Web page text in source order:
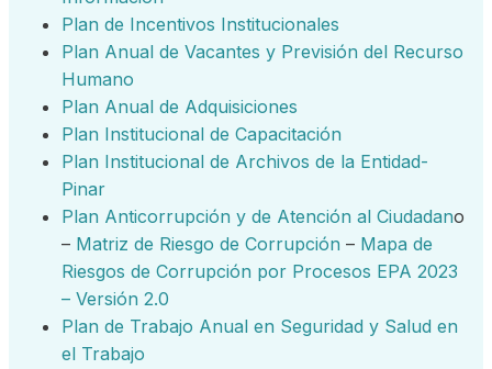
Plan de Incentivos Institucionales
Plan Anual de Vacantes y Previsión del Recurso
Humano
Plan Anual de Adquisiciones
Plan Institucional de Capacitación
Plan Institucional de Archivos de la Entidad-
Pinar
Plan Anticorrupción y de Atención al Ciudadano
– Matriz de Riesgo de Corrupción – Mapa de
Riesgos de Corrupción por Procesos EPA 2023
– Versión 2.0
Plan de Trabajo Anual en Seguridad y Salud en
el Trabajo